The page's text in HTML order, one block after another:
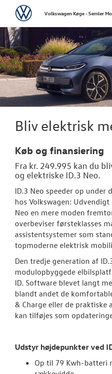
VolkswagenVolkswagen Køge - Semler
Bliv elektrisk
Køb og finansiering
Fra kr. 249.995 kan du
og elektriske ID.3 Neo.
ID.3 Neo speeder op
hos Volkswagen: Udvendigt
Neo en mere moden
overbeviser førsteklasses
assistentsystemer som
topmoderne elektrisk
Den tredje generation af
modulopbyggede
ID. Software blevet langt
blandt andet de
& Charge eller de praktiske
kan tilføjes som
Udstyr højdepunkter ved
Op til 79 Kwh-batteri